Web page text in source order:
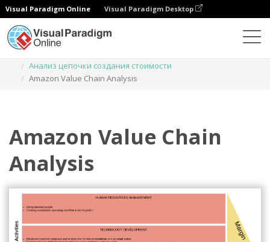
Visual Paradigm Online Visual Paradigm Desktop
Анализ цепочки создания стоимости
Amazon Value Chain Analysis
Amazon Value Chain
Analysis